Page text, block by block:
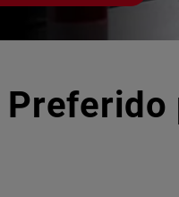
Preferido